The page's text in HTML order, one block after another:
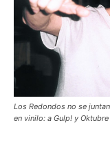
Los Redondos no se
en vinilo: a Gulp! y